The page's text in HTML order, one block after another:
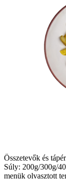
Összetevők és
Súly: 200g/300g/
menük olvasztott